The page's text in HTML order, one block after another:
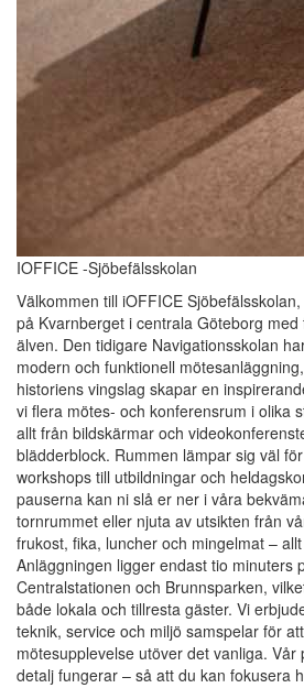
IOFFICE -Sjöbefälsskolan
Välkommen till iOFFICE
på Kvarnberget i centrala Göteborg
älven. Den tidigare Navigationsskolan
modern och funktionell
historiens vingslag skapar en
vi flera mötes- och konferensrum i olika
allt från bildskärmar och
blädderblock. Rummen lämpar sig väl
workshops till utbildningar och
pauserna kan ni slå er ner i våra
tornrummet eller njuta av utsikten från
frukost, fika, luncher och mingelmat –
Anläggningen ligger endast tio minuters
Centralstationen och Brunnsparken,
både lokala och tillresta gäster. Vi
teknik, service och miljö samspelar för
mötesupplevelse utöver det vanliga.
detalj fungerar – så att du kan fokusera